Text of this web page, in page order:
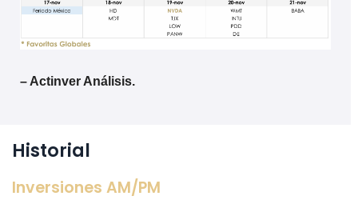
– Actinver Análisis.
Historial
Inversiones AM/PM